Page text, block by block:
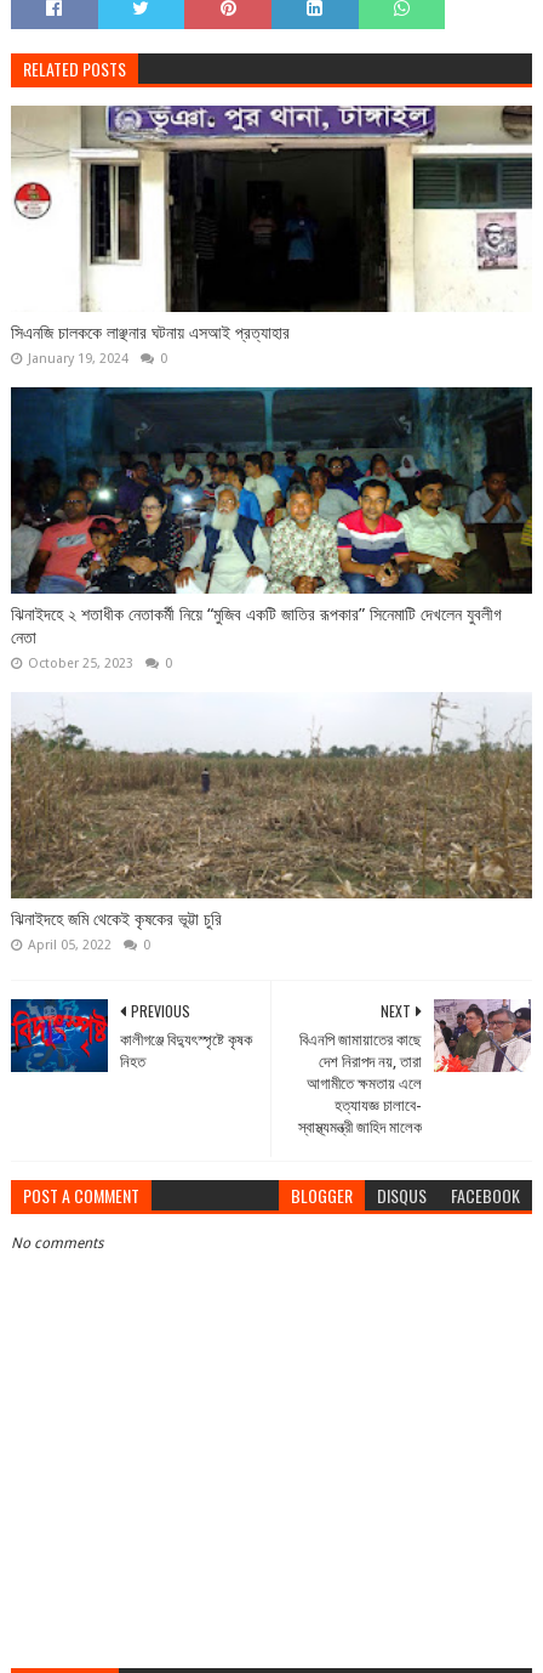
RELATED POSTS
সিএনজি চালককে লাঞ্ছনার ঘটনায় এসআই প্রত্যাহার
January 19, 2024 0
ঝিনাইদহে ২ শতাধীক নেতাকর্মী নিয়ে “মুজিব একটি জাতির রূপকার” সিনেমাটি দেখলেন যুবলীগ
নেতা
October 25, 2023 0
ঝিনাইদহে জমি থেকেই কৃষকের ভূট্টা চুরি
April 05, 2022 0
NEXT
বিএনপি জামায়াতের কাছে
দেশ নিরাপদ নয়, তারা
আগামীতে ক্ষমতায় এলে
হত্যাযজ্ঞ চালাবে-
স্বাস্থ্যমন্ত্রী জাহিদ মালেক
PREVIOUS
কালীগঞ্জে বিদ্যুৎস্পৃষ্টে কৃষক
নিহত
POST A COMMENT BLOGGER DISQUS FACEBOOK
No comments